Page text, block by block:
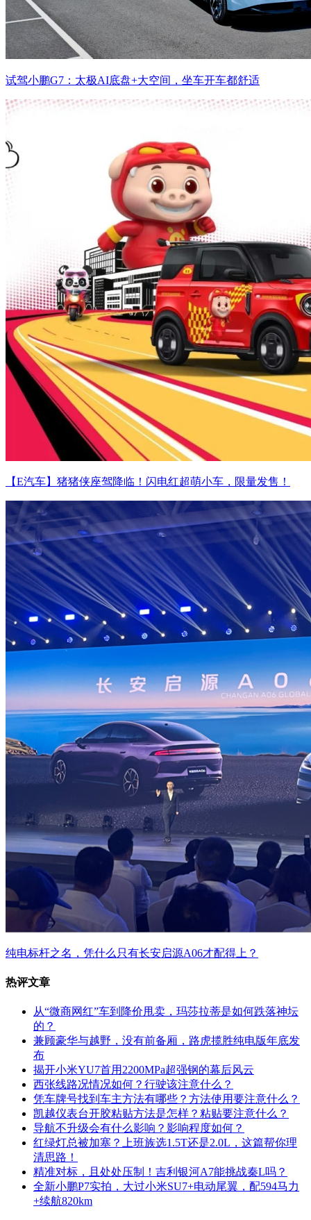
试驾小鹏G7：太极AI底盘+大空间，坐车开车都舒适
【E汽车】猪猪侠座驾降临！闪电红超萌小车，限量发售！
纯电标杆之名，凭什么只有长安启源A06才配得上？
热评文章
从“微商网红”车到降价甩卖，玛莎拉蒂是如何跌落神坛
的？
兼顾豪华与越野，没有前备厢，路虎揽胜纯电版年底发
布
揭开小米YU7首用2200MPa超强钢的幕后风云
西张线路况情况如何？行驶该注意什么？
凭车牌号找到车主方法有哪些？方法使用要注意什么？
凯越仪表台开胶粘贴方法是怎样？粘贴要注意什么？
导航不升级会有什么影响？影响程度如何？
红绿灯总被加塞？上班族选1.5T还是2.0L，这篇帮你理
清思路！
精准对标，且处处压制！吉利银河A7能挑战秦L吗？
全新小鹏P7实拍，大过小米SU7+电动尾翼，配594马力
+续航820km